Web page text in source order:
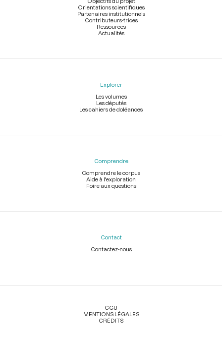
Orientations scientifiques
Partenaires institutionnels
Contributeurs-trices
Ressources
Actualités
Explorer
Les volumes
Les députés
Les cahiers de doléances
Comprendre
Comprendre le corpus
Aide à l'exploration
Foire aux questions
Contact
Contactez-nous
Légal
CGU
MENTIONS LÉGALES
CRÉDITS